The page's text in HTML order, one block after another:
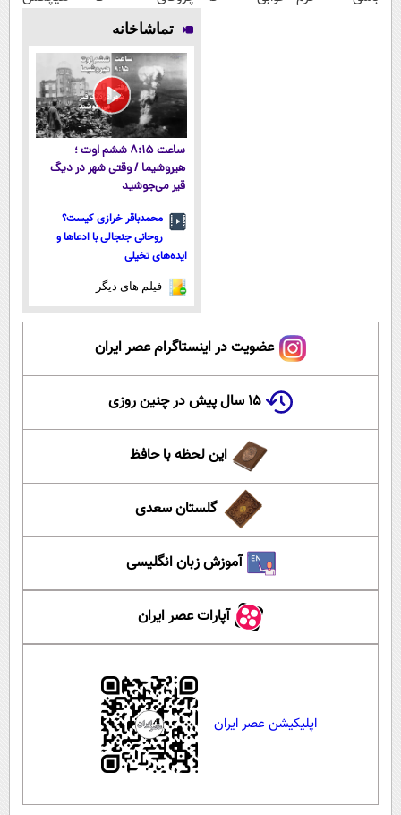
پوستتوصاف
میکنه!50%تخفیفتماشاخانه
ساعت ۸:۱۵ ششم اوت ؛
هیروشیما / وقتی شهر در دیگ
قیر می‌جوشید
محمدباقر خرازی کیست؟
روحانی جنجالی با ادعاها و
ایده‌های تخیلی
فیلم های دیگر
عضویت در اینستاگرام عصر ایران
۱۵ سال پیش در چنین روزی
این لحظه با حافظ
گلستان سعدی
آموزش زبان انگلیسی
آپارات عصر ایران
اپلیکیشن عصر ایران